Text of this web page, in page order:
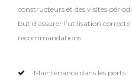
constructeurs et des visites
but d’assurer l’utilisation
recommandations.
Maintenance dans les ports.